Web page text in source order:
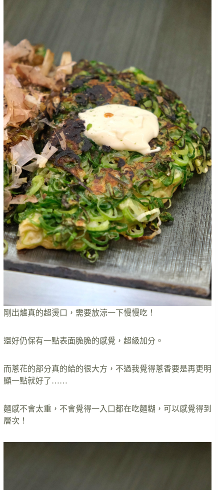
剛出爐真的超燙口，需要放涼一下慢慢吃！
還好仍保有一點表面脆脆的感覺，超級加分。
而蔥花的部分真的給的很大方，不過我覺得蔥香要是再更明
顯一點就好了……
麵感不會太重，不會覺得一入口都在吃麵糊，可以感覺得到
層次！